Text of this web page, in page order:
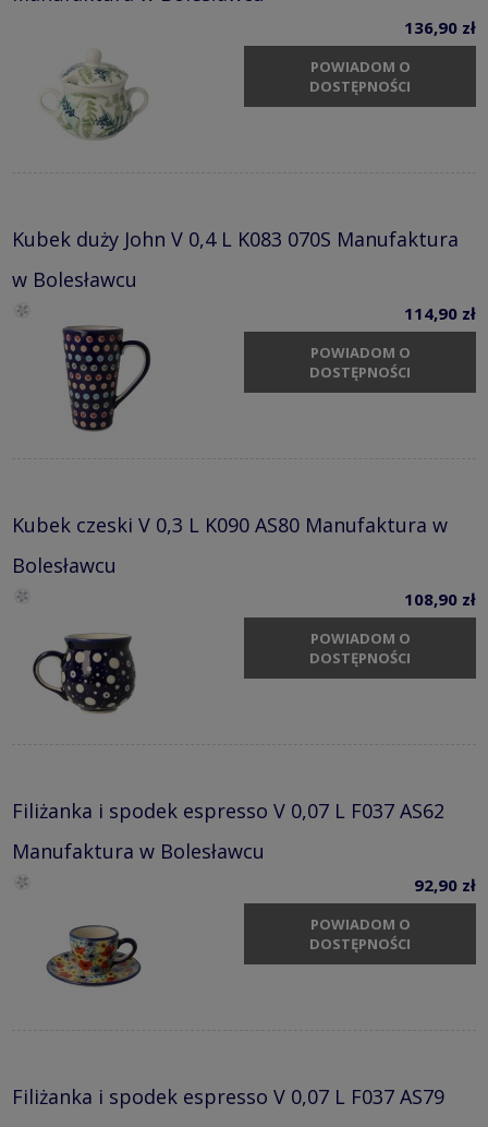
136,90 zł
POWIADOM O
DOSTĘPNOŚCI
Kubek duży John V 0,4 L K083 070S Manufaktura
w Bolesławcu
114,90 zł
POWIADOM O
DOSTĘPNOŚCI
Kubek czeski V 0,3 L K090 AS80 Manufaktura w
Bolesławcu
108,90 zł
POWIADOM O
DOSTĘPNOŚCI
Filiżanka i spodek espresso V 0,07 L F037 AS62
Manufaktura w Bolesławcu
92,90 zł
POWIADOM O
DOSTĘPNOŚCI
Filiżanka i spodek espresso V 0,07 L F037 AS79